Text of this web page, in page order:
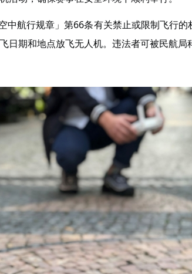
航行规章」第66条有关禁止或限制飞行
期和地点放飞无人机。违法者可被民航局